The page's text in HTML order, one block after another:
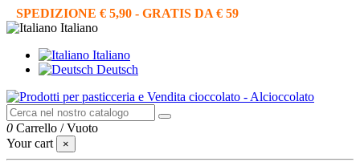
SPEDIZIONE € 5,90 - GRATIS DA € 59
Italiano
Italiano
Deutsch
0 Carrello /Vuoto
Your cart
×